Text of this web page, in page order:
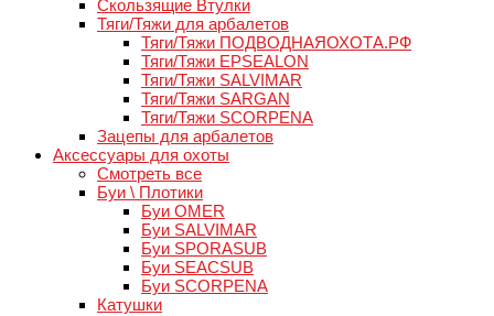
Скользящие Втулки
Тяги/Тяжи для арбалетов
Тяги/Тяжи ПОДВОДНАЯОХОТА.РФ
Тяги/Тяжи EPSEALON
Тяги/Тяжи SALVIMAR
Тяги/Тяжи SARGAN
Тяги/Тяжи SCORPENA
Зацепы для арбалетов
Аксессуары для охоты
Смотреть все
Буи \ Плотики
Буи OMER
Буи SALVIMAR
Буи SPORASUB
Буи SEACSUB
Буи SCORPENA
Катушки